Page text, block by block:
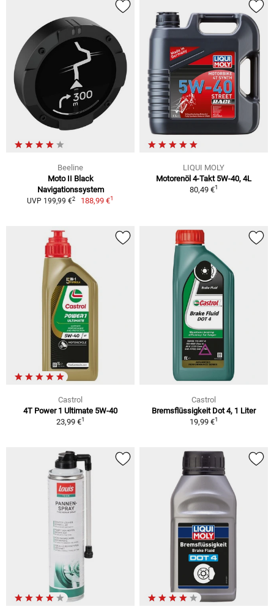
Beeline
Moto II Black
Navigationssystem
UVP 199,99 €2 188,99 €1
LIQUI MOLY
Motorenöl 4-Takt 5W-40, 4L
80,49 €1
Castrol
4T Power 1 Ultimate 5W-40
23,99 €1
Castrol
Bremsflüssigkeit Dot 4, 1 Liter
19,99 €1